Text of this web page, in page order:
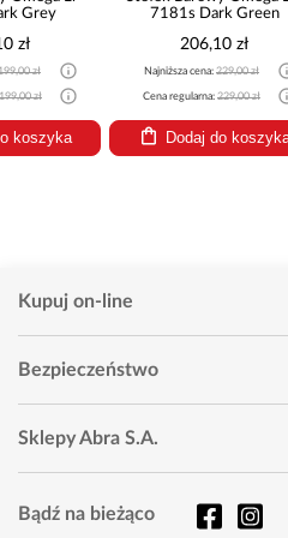
Grey
zł
zł
199,00 zł
koszyka
7181s Dark Green
206,10 zł
Najniższa cena: 229,00 zł
Cena regularna: 229,00 zł
Dodaj do
Kupuj on-line
Bezpieczeństwo
Sklepy Abra S.A.
Bądź na bieżąco